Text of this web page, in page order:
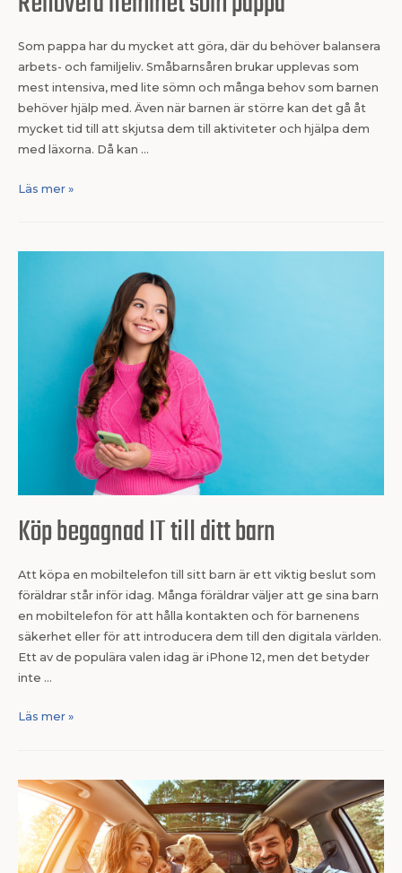
Som pappa har du mycket att göra, där du behöver balansera
arbets- och familjeliv. Småbarnsåren brukar upplevas som
mest intensiva, med lite sömn och många behov som barnen
behöver hjälp med. Även när barnen är större kan det gå åt
mycket tid till att skjutsa dem till aktiviteter och hjälpa dem
med läxorna. Då kan …
Läs mer »
Köp begagnad IT till ditt barn
Att köpa en mobiltelefon till sitt barn är ett viktig beslut som
föräldrar står inför idag. Många föräldrar väljer att ge sina barn
en mobiltelefon för att hålla kontakten och för barnenens
säkerhet eller för att introducera dem till den digitala världen.
Ett av de populära valen idag är iPhone 12, men det betyder
inte …
Läs mer »